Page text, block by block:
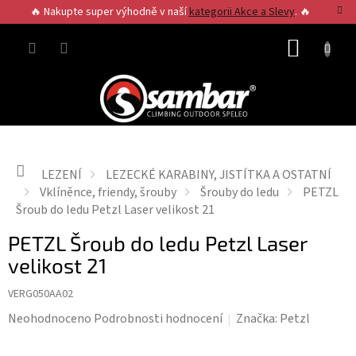
na
obsah
🔥 Nakupte super výhodně v našíkategorii Akce a Slevy. 🔥
Domů
LEZENÍ
LEZECKÉ KARABINY, JISTÍTKA A OSTATNÍ
Vklíněnce, friendy, šrouby
Šrouby do ledu
PETZL
Šroub do ledu Petzl Laser velikost 21
PETZL Šroub do ledu Petzl Laser
velikost 21
VERG050AA02
Průměrné
Neohodnoceno Podrobnosti hodnocení Značka: Petzl